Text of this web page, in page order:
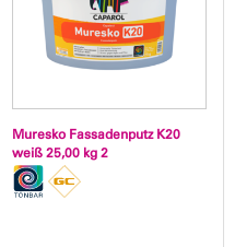
Muresko Fassadenputz K20
weiß 25,00 kg 2